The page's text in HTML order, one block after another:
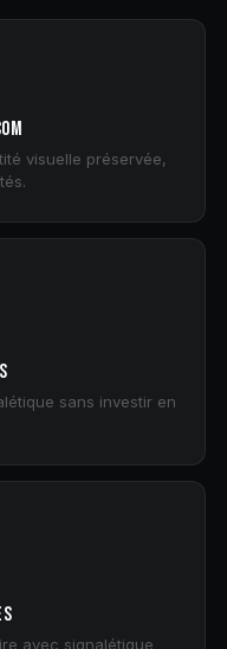
visuelle préservée,
sans investir en
avec signalétique